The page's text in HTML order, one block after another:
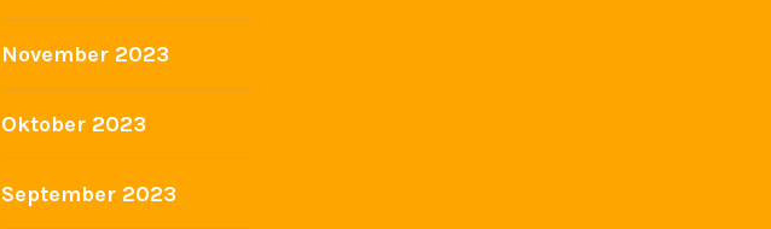
November 2023
Oktober 2023
September 2023